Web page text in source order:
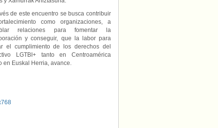
de este encuentro se busca contribuir
como organizaciones, a
relaciones para fomentar la
y conseguir, que la labor para
el cumplimiento de los derechos del
LGTBI+ tanto en Centroamérica
en Euskal Herria, avance.